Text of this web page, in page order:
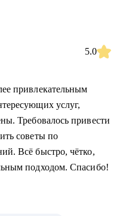
5.0
привлекательным
услуг,
Требовалось привести
советы по
Всё быстро, чётко,
подходом. Спасибо!